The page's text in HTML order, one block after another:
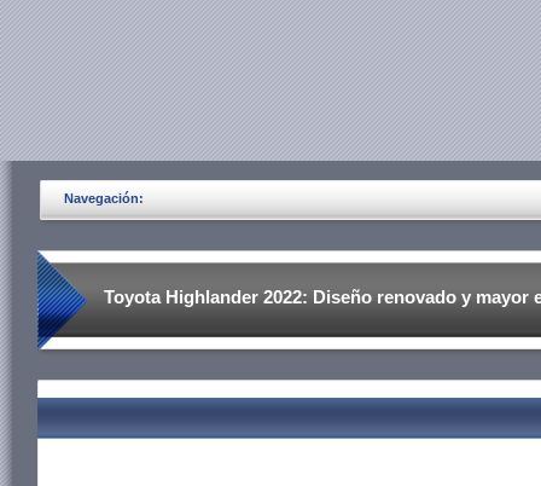
Navegación:
Toyota Highlander 2022: Diseño renovado y mayor